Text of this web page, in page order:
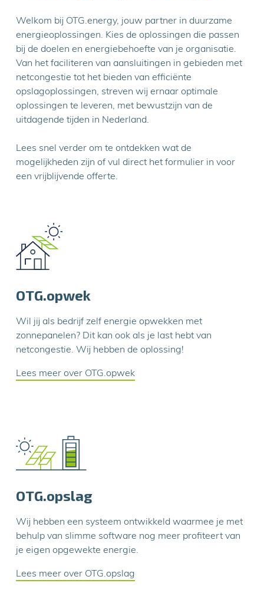
Welkom bij OTG.energy, jouw partner in duurzame
energieoplossingen. Kies de oplossingen die passen
bij de doelen en energiebehoefte van je organisatie.
Van het faciliteren van aansluitingen in gebieden met
netcongestie tot het bieden van efficiënte
opslagoplossingen, streven wij ernaar optimale
oplossingen te leveren, met bewustzijn van de
uitdagende tijden in Nederland.
Lees snel verder om te ontdekken wat de
mogelijkheden zijn of vul direct het formulier in voor
een vrijblijvende offerte.
OTG.opwek
Wil jij als bedrijf zelf energie opwekken met
zonnepanelen? Dit kan ook als je last hebt van
netcongestie. Wij hebben de oplossing!
Lees meer over OTG.opwek
OTG.opslag
Wij hebben een systeem ontwikkeld waarmee je met
behulp van slimme software nog meer profiteert van
je eigen opgewekte energie.
Lees meer over OTG.opslag